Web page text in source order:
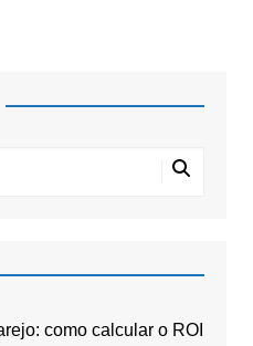
como calcular o ROI